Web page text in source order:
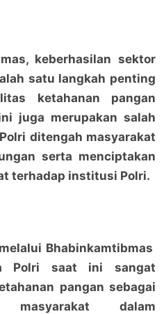
keberhasilan sektor
satu langkah penting
ketahanan pangan
juga merupakan salah
ditengah masyarakat
serta menciptakan
terhadap institusi Polri.
Bhabinkamtibmas
Polri saat ini sangat
pangan sebagai
masyarakat dalam